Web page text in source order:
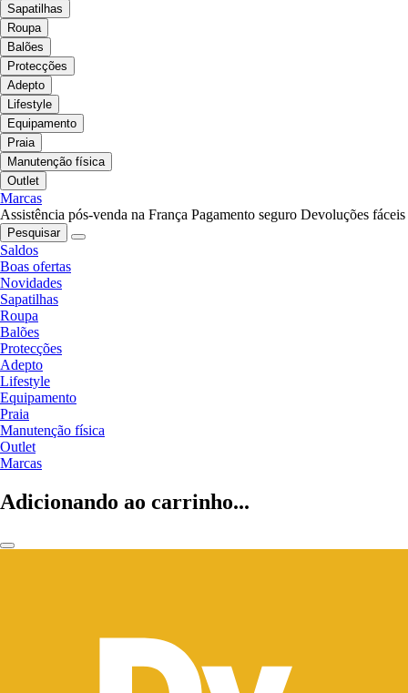
Sapatilhas
Roupa
Balões
Protecções
Adepto
Lifestyle
Equipamento
Praia
Manutenção física
Outlet
Marcas
Assistência pós-venda na França Pagamento seguro Devoluções fáceis
Pesquisar
Saldos
Boas ofertas
Novidades
Sapatilhas
Roupa
Balões
Protecções
Adepto
Lifestyle
Equipamento
Praia
Manutenção física
Outlet
Marcas
Adicionando ao carrinho...